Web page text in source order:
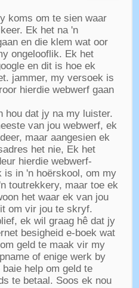
koms om te sien waar
Ek het na 'n
en die klem wat oor
ongelooflik. Ek het
en dit is hoe ek
jammer, my versoek is
hierdie webwerf gaan
hou dat jy na my luister.
van jou webwerf, ek
maar aangesien ek
het nie, Ek het
hierdie webwerf-
is in 'n hoërskool, om my
toutrekkery, maar toe ek
het waar ek van jou
om vir jou te skryf.
ek wil graag hê dat jy
besigheid e-boek wat
geld te maak vir my
of enige werk by
help om geld te
te betaal. Soos ek nou